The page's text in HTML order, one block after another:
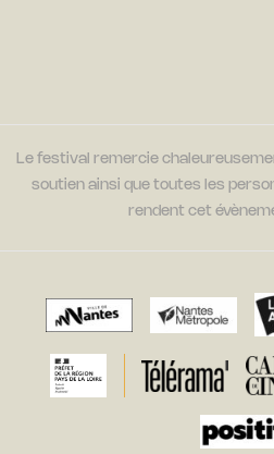
Le festival remercie
soutien ainsi que toutes les
rendent cet